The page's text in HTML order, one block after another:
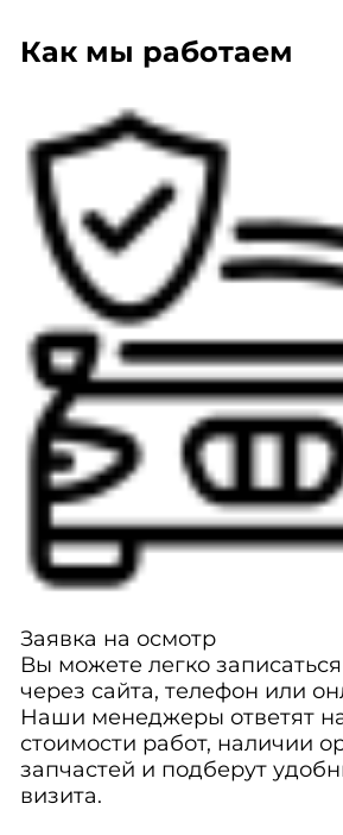
Как мы работаем
Заявка на осмотр
Вы можете легко
через сайта, телефон или
Наши менеджеры ответят
стоимости работ, наличии
запчастей и подберут
визита.